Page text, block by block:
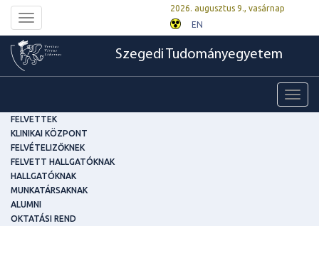
Toggle
navigation
2026. augusztus 9., vasárnap
EN
Szegedi Tudományegyetem
FELVETTEK
KLINIKAI KÖZPONT
FELVÉTELIZŐKNEK
FELVETT HALLGATÓKNAK
HALLGATÓKNAK
MUNKATÁRSAKNAK
ALUMNI
OKTATÁSI REND